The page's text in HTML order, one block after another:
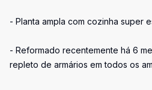
- Planta ampla com cozinha super
- Reformado recentemente há 6
repleto de armários em todos os